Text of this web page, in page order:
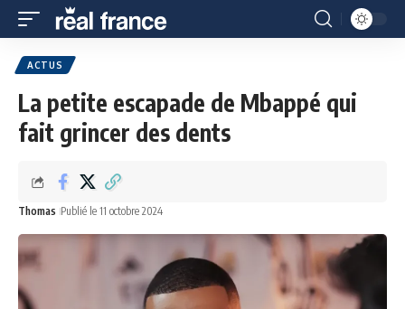
ACTUS
La petite escapade de Mbappé qui
fait grincer des dents
Thomas Publié le 11 octobre 2024